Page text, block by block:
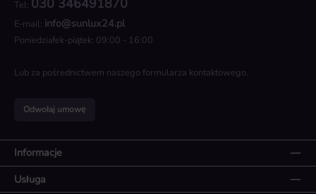
Tel:
E-mail: info@sunlux24.pl
Poniedziałek-piątek: 09:00 - 16:00
Lub za pośrednictwem naszego formularza kontaktowego.
Odwołaj umowę
Informacje
Usługa